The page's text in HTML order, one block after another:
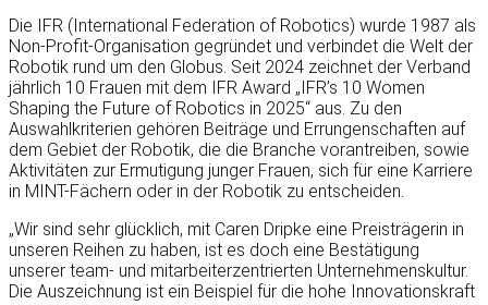
Die IFR (International Federation of Robotics) wurde 1987 als
Non-Profit-Organisation gegründet und verbindet die Welt der
Robotik rund um den Globus. Seit 2024 zeichnet der Verband
jährlich 10 Frauen mit dem IFR Award „IFR’s 10 Women
Shaping the Future of Robotics in 2025“ aus. Zu den
Auswahlkriterien gehören Beiträge und Errungenschaften auf
dem Gebiet der Robotik, die die Branche vorantreiben, sowie
Aktivitäten zur Ermutigung junger Frauen, sich für eine Karriere
in MINT-Fächern oder in der Robotik zu entscheiden.
„Wir sind sehr glücklich, mit Caren Dripke eine Preisträgerin in
unseren Reihen zu haben, ist es doch eine Bestätigung
unserer team- und mitarbeiterzentrierten Unternehmenskultur.
Die Auszeichnung ist ein Beispiel für die hohe Innovationskraft